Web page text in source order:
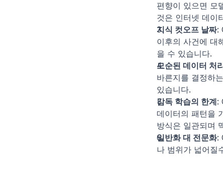
편향이 있으면 모
것은 인터넷 데이
지식 컷오프 날짜:
이후의 사건에 대
을 수 있습니다.
모순된 데이터 처
바른지를 결정하
있습니다.
감독 학습의 한계:
데이터의 패턴을
방식은 일관되며
일반화 대 전문화:
나 범위가 넓어질